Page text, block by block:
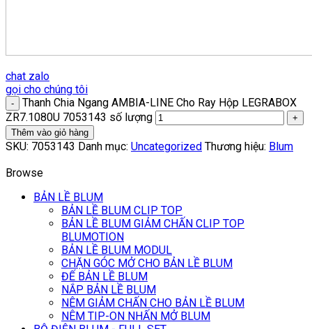
chat zalo
gọi cho chúng tôi
Thanh Chia Ngang AMBIA-LINE Cho Ray Hộp LEGRABOX
ZR7.1080U 7053143 số lượng
Thêm vào giỏ hàng
SKU: 7053143 Danh mục: Uncategorized Thương hiệu: Blum
Browse
BẢN LỀ BLUM
BẢN LỀ BLUM CLIP TOP
BẢN LỀ BLUM GIẢM CHẤN CLIP TOP
BLUMOTION
BẢN LỀ BLUM MODUL
CHẶN GÓC MỞ CHO BẢN LỀ BLUM
ĐẾ BẢN LỀ BLUM
NẮP BẢN LỀ BLUM
NÊM GIẢM CHẤN CHO BẢN LỀ BLUM
NÊM TIP-ON NHẤN MỞ BLUM